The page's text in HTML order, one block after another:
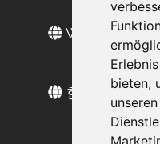
bieten,
Web sitesi
한국 웹 사이트